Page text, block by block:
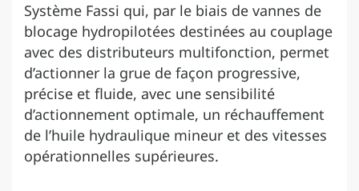
Système Fassi qui, par le biais de vannes de
blocage hydropilotées destinées au couplage
avec des distributeurs multifonction, permet
d’actionner la grue de façon progressive,
précise et fluide, avec une sensibilité
d’actionnement optimale, un réchauffement
de l’huile hydraulique mineur et des vitesses
opérationnelles supérieures.